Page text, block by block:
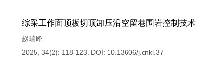
综采工作面顶板切顶卸压沿空留巷围岩控制技术
赵瑞峰
2025, 34(2): 118-123.
DOI: 10.13606/j.cnki.37-